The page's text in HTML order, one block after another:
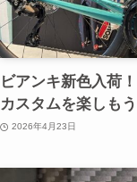
ビアンキ新色入荷
カスタムを楽しもう
2026年4月23日